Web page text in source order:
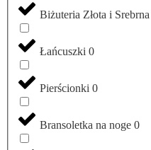
Biżuteria Złota i Srebrna
Łańcuszki 0
Pierścionki 0
Bransoletka na noge 0